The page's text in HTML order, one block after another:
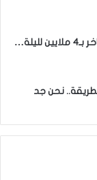
زياش يتقاضى 200 مليون شهريا ويقيم بجناح فاخر بـ4 ملايين لليلة…
نحن جد